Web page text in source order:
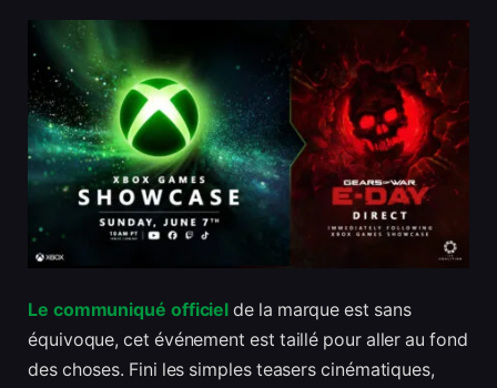
Le communiqué officielde la marque est sans
équivoque, cet événement est taillé pour aller au fond
des choses. Fini les simples teasers cinématiques,